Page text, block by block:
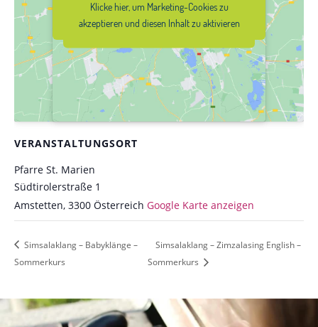
VERANSTALTUNGSORT
Pfarre St. Marien
Südtirolerstraße 1
Amstetten, 3300 Österreich Google Karte anzeigen
akzeptieren und diesen Inhalt zu
Klicke hier, um Marketing-Cookies zu
akzeptieren und diesen Inhalt zu aktivieren
Simsalaklang – Babyklänge –
Sommerkurs
Simsalaklang – Zimzalasing English –
Sommerkurs